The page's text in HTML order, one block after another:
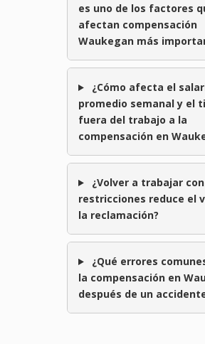
es uno de los factores
afectan compensación
Waukegan más
¿Cómo afecta el
promedio semanal y el
fuera del trabajo a la
compensación en
¿Volver a trabajar con
restricciones reduce el
la reclamación?
¿Qué errores
la compensación en
después de un